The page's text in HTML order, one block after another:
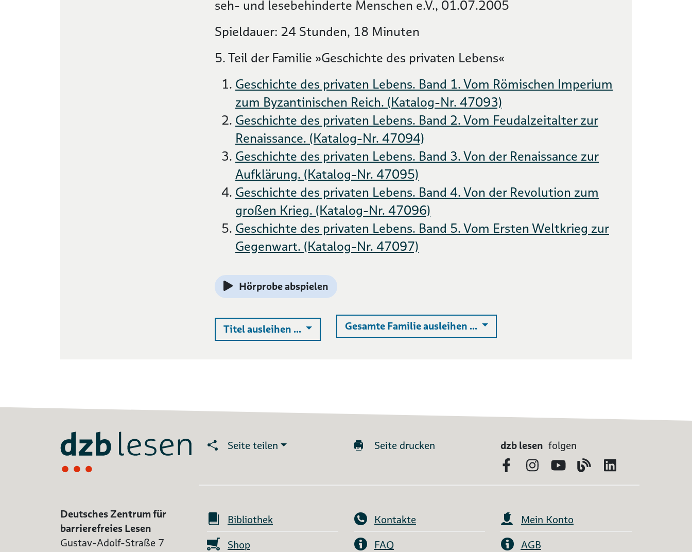
seh- und lesebehinderte Menschen e.V., 01.07.2005
Spieldauer: 24 Stunden, 18 Minuten
5. Teil der Familie »Geschichte des privaten Lebens«
Geschichte des privaten Lebens. Band 1. Vom Römischen Imperium
zum Byzantinischen Reich. (Katalog-Nr. 47093)
Geschichte des privaten Lebens. Band 2. Vom Feudalzeitalter zur
Renaissance. (Katalog-Nr. 47094)
Geschichte des privaten Lebens. Band 3. Von der Renaissance zur
Aufklärung. (Katalog-Nr. 47095)
Geschichte des privaten Lebens. Band 4. Von der Revolution zum
großen Krieg. (Katalog-Nr. 47096)
Geschichte des privaten Lebens. Band 5. Vom Ersten Weltkrieg zur
Gegenwart. (Katalog-Nr. 47097)
Hörprobe abspielen
Titel ausleihen ... Auswahlliste ausklappen
Gesamte Familie ausleihen ... Auswahlliste ausklappen
Seite teilen Seite drucken dzb lesen folgen
FacebookInstagram
YouTubeBlog
Deutsches Zentrum für
barrierefreies Lesen
Gustav-Adolf-Straße 7
Bibliothek Kontakte
Mein Konto
Shop
FAQ AGB